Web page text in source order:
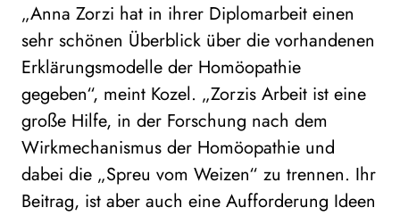
„Anna Zorzi hat in ihrer Diplomarbeit einen
sehr schönen Überblick über die vorhandenen
Erklärungsmodelle der Homöopathie
gegeben“, meint Kozel. „Zorzis Arbeit ist eine
große Hilfe, in der Forschung nach dem
Wirkmechanismus der Homöopathie und
dabei die „Spreu vom Weizen“ zu trennen. Ihr
Beitrag, ist aber auch eine Aufforderung Ideen